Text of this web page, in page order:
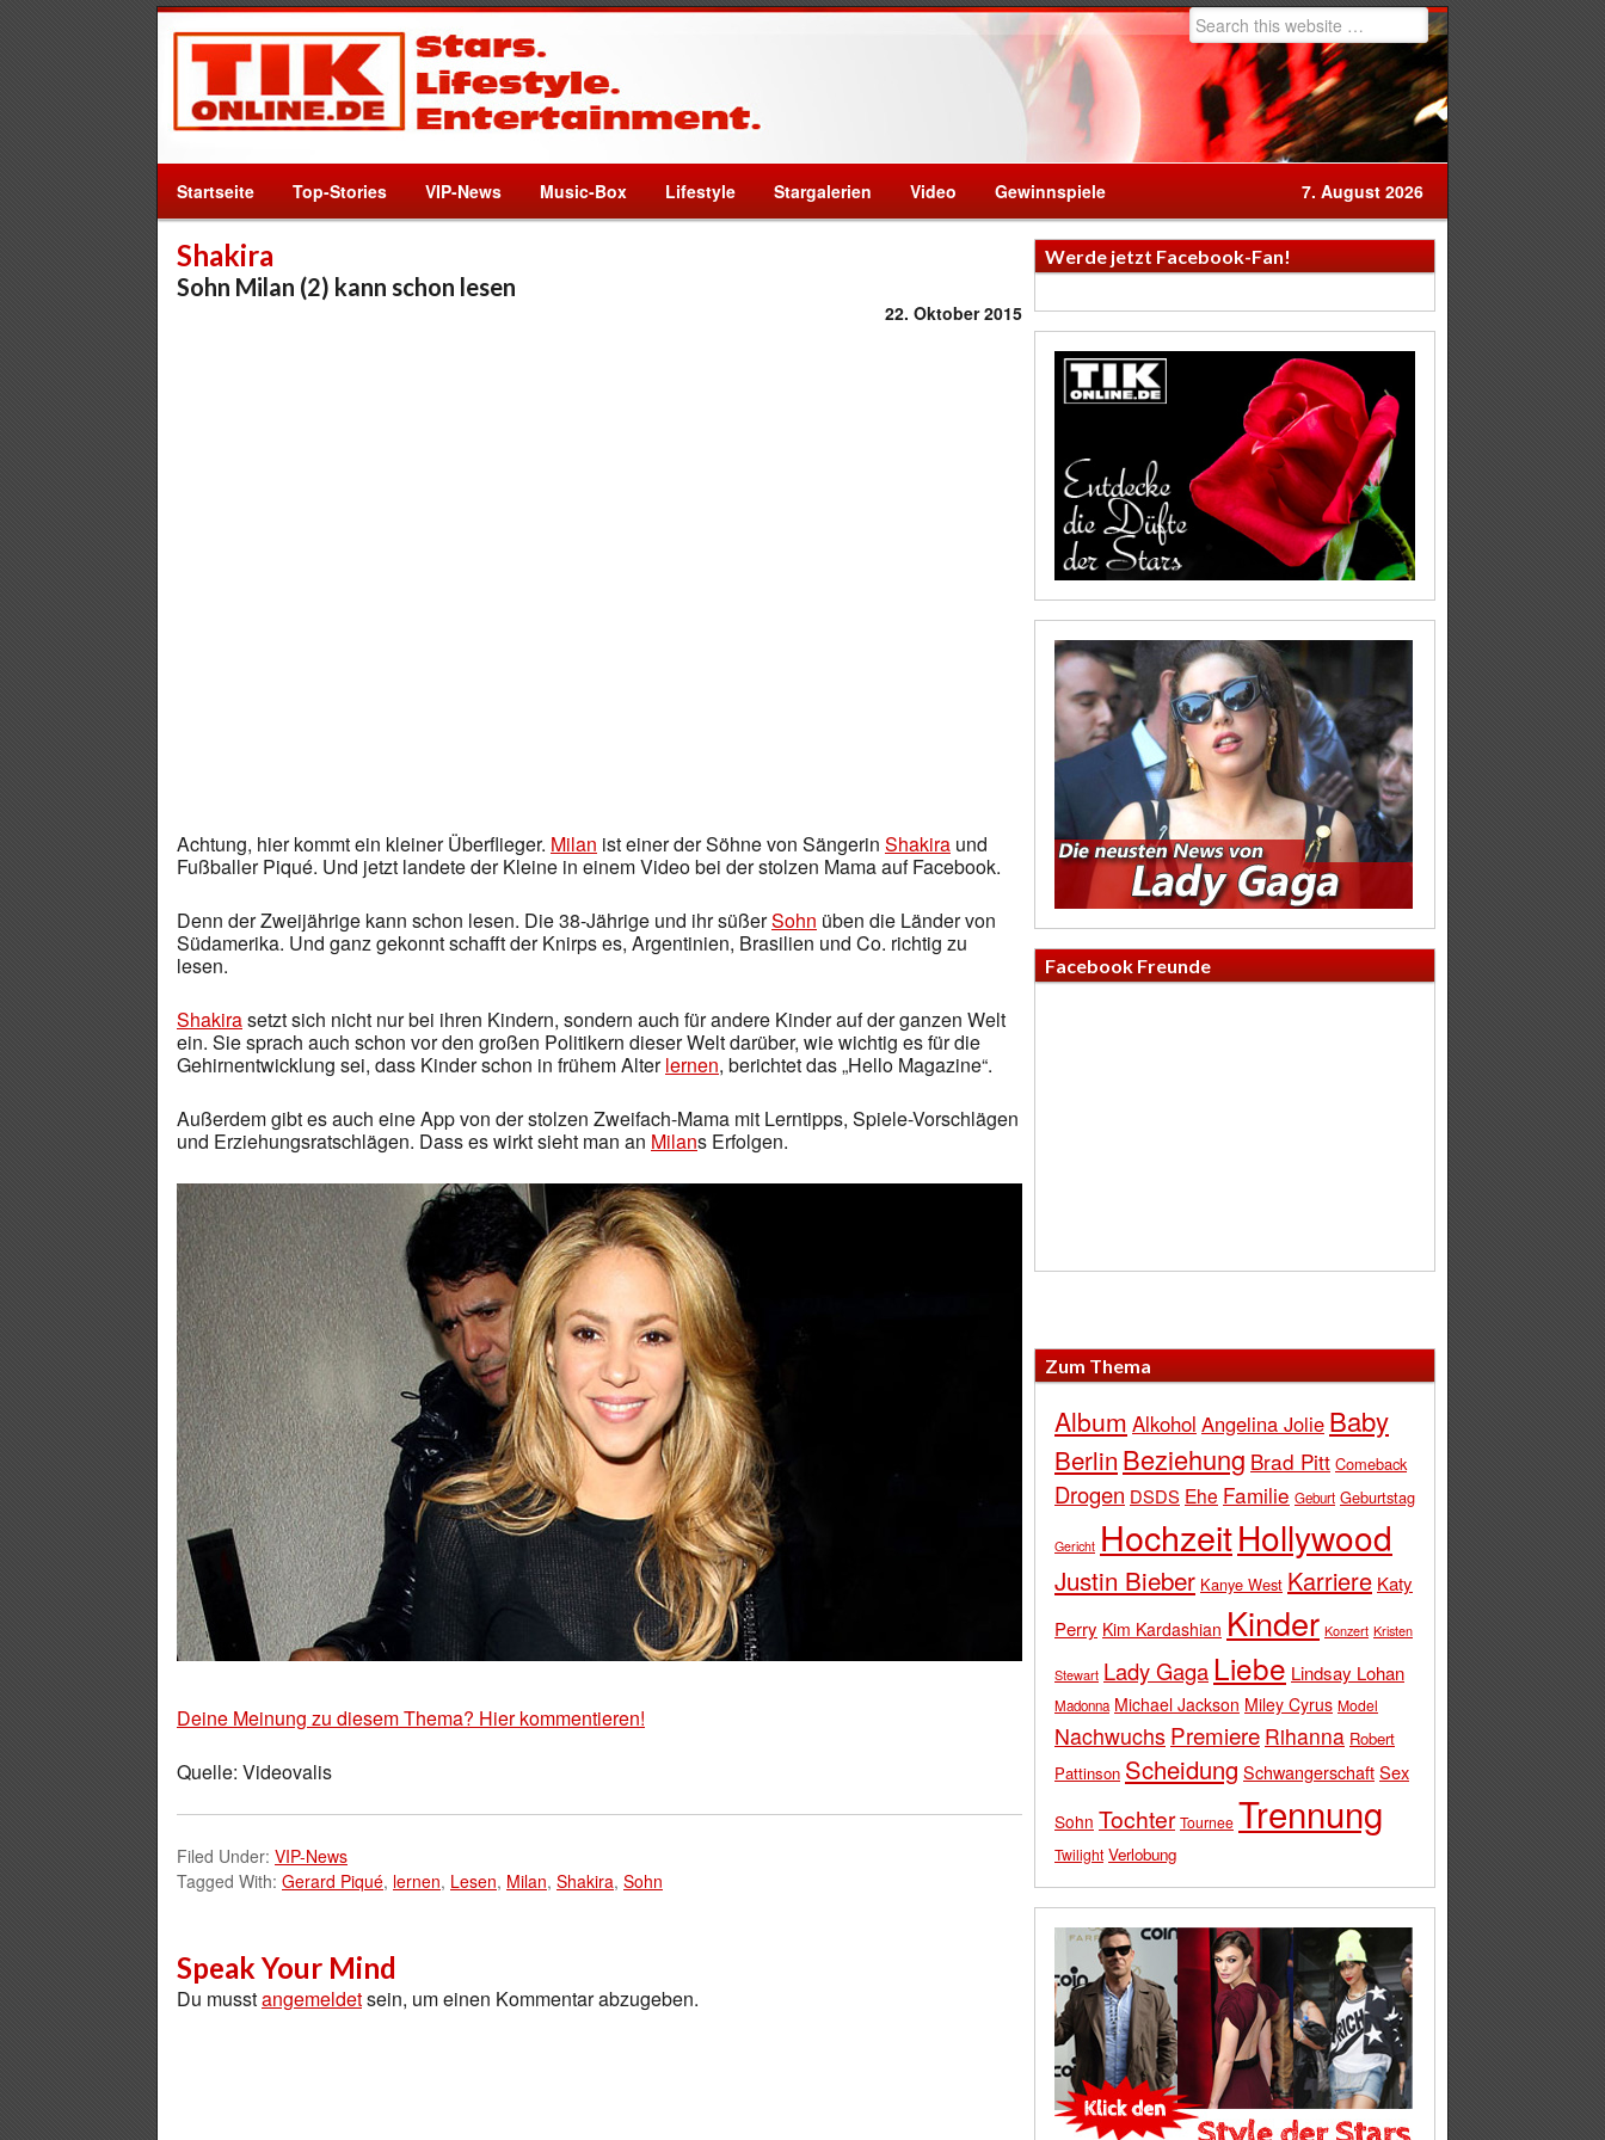
Startseite Top-Stories VIP-News Music-Box Lifestyle Stargalerien Video Gewinnspiele 7. August 2026
Shakira
Sohn Milan (2) kann schon lesen
22. Oktober 2015
Achtung, hier kommt ein kleiner Überflieger. Milan ist einer der Söhne von Sängerin Shakira und
Fußballer Piqué. Und jetzt landete der Kleine in einem Video bei der stolzen Mama auf Facebook.
Denn der Zweijährige kann schon lesen. Die 38-Jährige und ihr süßerSohn üben die Länder von
Südamerika. Und ganz gekonnt schafft der Knirps es, Argentinien, Brasilien und Co. richtig zu
lesen.
Shakirasetzt sich nicht nur bei ihren Kindern, sondern auch für andere Kinder auf der ganzen Welt
ein. Sie sprach auch schon vor den großen Politikern dieser Welt darüber, wie wichtig es für die
Gehirnentwicklung sei, dass Kinder schon in frühem Alterlernen, berichtet das „Hello Magazine“.
Außerdem gibt es auch eine App von der stolzen Zweifach-Mama mit Lerntipps, Spiele-Vorschlägen
und Erziehungsratschlägen. Dass es wirkt sieht man an Milans Erfolgen.
Deine Meinung zu diesem Thema? Hier kommentieren!
Quelle: Videovalis
Filed Under: VIP-News
Tagged With: Gerard Piqué, lernen, Lesen, Milan, Shakira, Sohn
Speak Your Mind
Du musstangemeldetsein, um einen Kommentar abzugeben.
Werde jetzt Facebook-Fan!
Facebook Freunde
Zum Thema
Album Alkohol Angelina Jolie Baby
Berlin Beziehung Brad Pitt Comeback
Drogen DSDS Ehe Familie Geburt Geburtstag
Gericht HochzeitHollywood
Justin Bieber Kanye West Karriere Katy
Perry Kim Kardashian Kinder Konzert Kristen
Stewart Lady Gaga Liebe Lindsay Lohan
Madonna Michael Jackson Miley Cyrus Model
Nachwuchs Premiere Rihanna Robert
Pattinson Scheidung SchwangerschaftSex
Sohn Tochter Tournee Trennung
Twilight Verlobung